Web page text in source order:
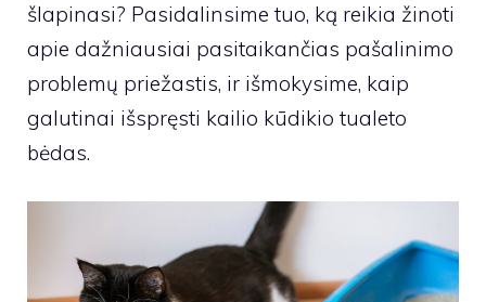
šlapinasi? Pasidalinsime tuo, ką reikia žinoti
apie dažniausiai pasitaikančias pašalinimo
problemų priežastis, ir išmokysime, kaip
galutinai išspręsti kailio kūdikio tualeto
bėdas.